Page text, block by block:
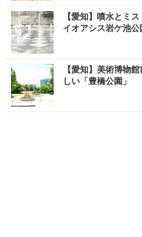
【愛知】噴水とミ
イオアシス岩ケ池公
【愛知】美術博物
しい「豊橋公園」